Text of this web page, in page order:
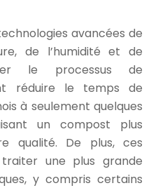
avancées de
de l’humidité et de
le processus de
réduire le temps de
à seulement quelques
un compost plus
qualité. De plus, ces
une plus grande
y compris certains